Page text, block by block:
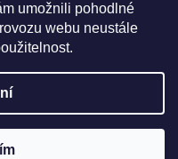
umožnili pohodlné
webu neustále